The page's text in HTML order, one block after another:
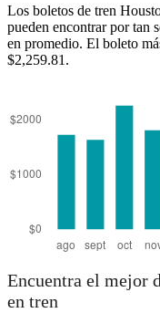
Los boletos de tren
pueden encontrar por tan
en promedio. El boleto
$2,259.81.
Encuentra el mejor
en tren